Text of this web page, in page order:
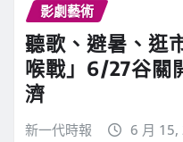
影劇藝術
聽歌、避暑、逛
喉戰」6/27谷關
濟
新一代時報 6 月 15,